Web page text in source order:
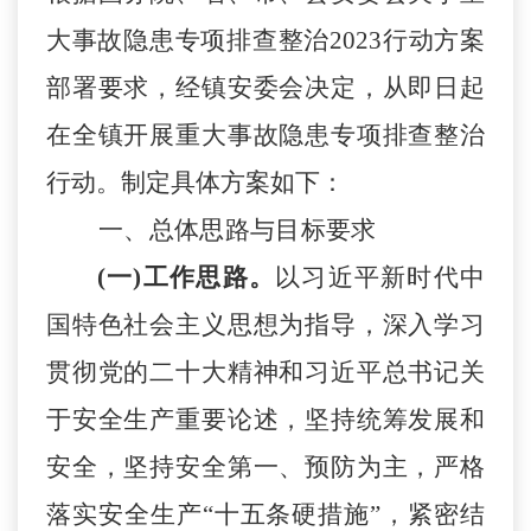
大事故隐患专项排查整治2023行动方案
部署要求 ，经镇安委会决定，从即日起
在全镇开展重大事故隐患专项排查整治
行动。制定具体方案如下：
一、总体思路与目标要求
(一)工作思路。
以习近平新时代中
国特色社会主义思想为指导，深入学习
贯彻党的二十大精神和习近平总书记关
于安全生产重要论述，坚持统筹发展和
安全，坚持安全第一、预防为主，严格
落实安全生产“十五条硬措施”，紧密结